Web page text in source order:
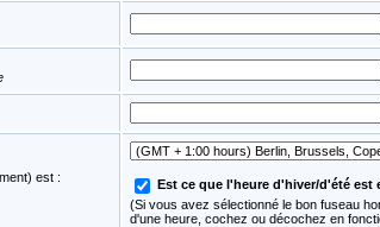
est :
Est ce que l'heure d'hiver/d'été est
(Si vous avez sélectionné le bon fuseau
d'une heure, cochez ou décochez en